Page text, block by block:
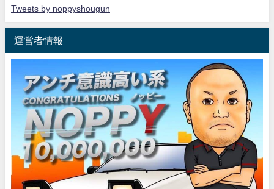
Tweets by noppyshougun
運営者情報